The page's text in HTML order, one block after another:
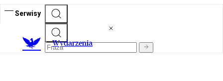
Serwisy
Wydarzenia